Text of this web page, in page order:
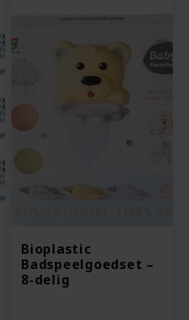
Bioplastic
Badspeelgoedset –
8-delig